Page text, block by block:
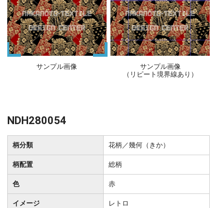
サンプル画像
サンプル画像
（リピート境界線あり）
NDH280054
柄分類 花柄／幾何（きか）
柄配置 総柄
色 赤
イメージ レトロ